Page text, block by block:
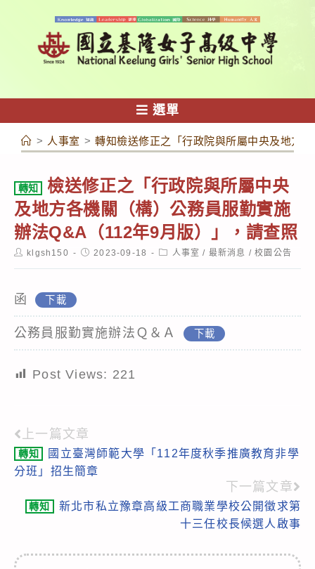
容
選單
> 人事室 > 轉知檢送修正之「行政院與所屬中央及地方
轉知
檢送修正之「行政院與所屬中央
及地方各機關（構）公務員服勤實施
辦法Q&A（112年9月版）」，請查照
Postklgsh150
Post2023-09-18
Post人事室 / 最新消息 / 校園公告
函 下載
公務員服勤實施辦法Ｑ＆Ａ 下載
Post Views: 221
Read
more
上一篇文章
轉知
國立臺灣師範大學「112年度秋季推廣教育非學
分班」招生簡章
下一篇文章
轉知
新北市私立豫章高級工商職業學校公開徵求第
十三任校長候選人啟事